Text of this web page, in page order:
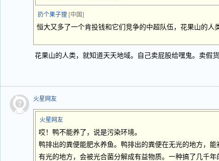
扔个果子狸 [中国]
恒大又多了一个肯投钱和它们竞争的中超队伍，花果山的人
花果山的人类，就知道天天地域。自己卖屁股给嘿鬼。卖假
火星网友
火星网友
哎！鸭不能养了，说是污染环境。
鸭排出的粪便能肥水养鱼。鸭排出的粪便在无光的地方，
有光的地方，会被光合菌分解成有益物质。一种搞了几千